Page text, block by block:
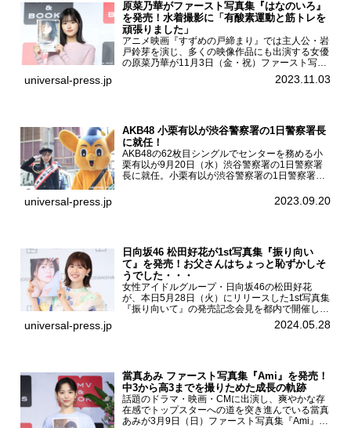
原菜乃華がファースト写真集『はなのいろ』
を発売！水着撮影に「有酸素運動と筋トレを
頑張りました」
アニメ映画『すずめの戸締まり』では主人公・岩
戸鈴芽を演じ、多くの映像作品にも出演する女優
の原菜乃華が11月3日（金・祝）ファースト写真
集『はなのいろ』発売記念イベントを
HMV&BOOKS SHIBUYAで開催した。原菜乃華フ
universal-press.jp 2023.11.03
AKB48 小栗有以が渋谷警察署の1日警察署長
に就任！
AKB48の62枚目シングルでセンターを務める小
栗有以が9月20日（水）渋谷警察署の1日警察署
長に就任。小栗有以が渋谷警察署の1日警察署長
での10日間実施される令和5年 秋の全国交通安全
universal-press.jp 2023.09.20
日向坂46 松田好花が1st写真集『振り向い
て』を発売！お父さんはちょっと恥ずかしそ
うでした・・・
女性アイドルグループ・日向坂46の松田好花
が、本日5月28日（火）にリリースした1st写真集
『振り向いて』の発売記念会見を都内で開催し
た。日向坂46 松田好花1st写真集『振り向いて』
発売記念会見写真集では日向坂46の松田好花を
universal-press.jp 2024.05.28
當真あみ ファースト写真集『Ami』を発売！
中3から高3までを撮りためた成長の軌跡
話題のドラマ・映画・CMに出演し、爽やかな存
在感でトップスターへの道を突き進んでいる當真
あみが3月9日（日）ファースト写真集『Ami』